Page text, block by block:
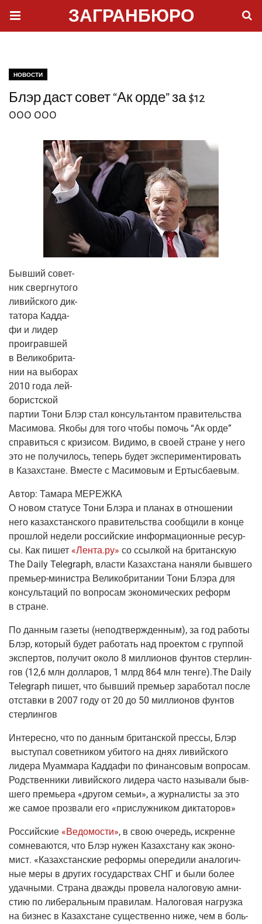
ЗАГРАНБЮРО
НОВОСТИ
Блэр даст совет “Ак орде” за $12
000 000
Быв­ший совет­
ник сверг­ну­то­го
ливий­ско­го дик­
та­то­ра Кад­да­
фи и лидер
про­иг­рав­шей
в Вели­ко­бри­та­
нии на выбо­рах
2010 года лей­
бо­рист­ской
пар­тии Тони Блэр стал кон­суль­тан­том пра­ви­тель­ства
Маси­мо­ва. Яко­бы для того что­бы помочь “Ак орде”
спра­вить­ся с кри­зи­сом. Види­мо, в сво­ей стране у него
это не полу­чи­лось, теперь будет экс­пе­ри­мен­ти­ро­вать
в Казах­стане. Вме­сте с Маси­мо­вым и Ертысбаевым.
Автор: Тама­ра МЕРЕЖКА
О новом ста­ту­се Тони Блэ­ра и пла­нах в отно­ше­нии
него казах­стан­ско­го пра­ви­тель­ства сооб­щи­ли в кон­це
про­шлой неде­ли рос­сий­ские инфор­ма­ци­он­ные ресур­
сы. Как пишет «Лента.ру» со ссыл­кой на бри­тан­скую
The Daily Telegraph, вла­сти Казах­ста­на наня­ли быв­ше­го
пре­мьер-мини­стра Вели­ко­бри­та­нии Тони Блэ­ра для
кон­суль­та­ций по вопро­сам эко­но­ми­че­ских реформ
в стране.
По дан­ным газе­ты (непод­твер­жден­ным), за год рабо­ты
Блэр, кото­рый будет рабо­тать над про­ек­том с груп­пой
экс­пер­тов, полу­чит око­ло 8 мил­ли­о­нов фун­тов стер­лин­
гов (12,6 млн дол­ла­ров, 1 млрд 864 млн тенге).The Daily
Telegraph пишет, что быв­ший пре­мьер зара­бо­тал после
отстав­ки в 2007 году от 20 до 50 мил­ли­о­нов фун­тов
стерлингов
Инте­рес­но, что по дан­ным бри­тан­ской прес­сы, Блэр
высту­пал совет­ни­ком уби­то­го на днях ливий­ско­го
лиде­ра Муам­ма­ра Кад­да­фи по финан­со­вым вопро­сам.
Род­ствен­ни­ки ливий­ско­го лиде­ра часто назы­ва­ли быв­
ше­го пре­мье­ра «дру­гом семьи», а жур­на­ли­сты за это
же самое про­зва­ли его «при­служ­ни­ком диктаторов»
Рос­сий­ские «Ведо­мо­сти», в свою оче­редь, искренне
сомне­ва­ют­ся, что Блэр нужен Казах­ста­ну как эко­но­
мист. «Казах­стан­ские рефор­мы опе­ре­ди­ли ана­ло­гич­
ные меры в дру­гих госу­дар­ствах СНГ и были более
удач­ны­ми. Стра­на два­жды про­ве­ла нало­го­вую амни­
стию по либе­раль­ным пра­ви­лам. Нало­го­вая нагруз­ка
на биз­нес в Казах­стане суще­ствен­но ниже, чем в боль­